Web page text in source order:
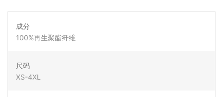
成分
100%再生聚酯纤维
尺码
XS-4XL